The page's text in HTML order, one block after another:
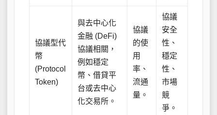
協議型代
幣
(Protocol
Token)
與去中心化
金融 (DeFi)
協議相關，
例如穩定
幣、借貸平
台或去中心
化交易所。
協議
的使
用
率、
流通
量。
協議
安全
性、
穩定
性、
市場
競
爭。